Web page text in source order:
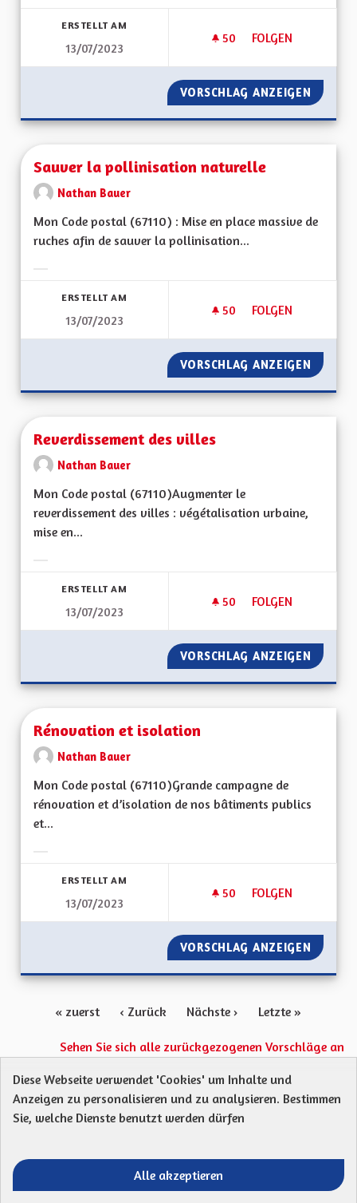
ERSTELLT AM
13/07/2023
50 50 FOLLOWER
FOLGEN
MISE EN PLACE
VORSCHLAG ANZEIGEN MISE
Sauver la pollinisation naturelle
Nathan Bauer
Mon Code postal (67110) : Mise en place massive de
ruches afin de sauver la pollinisation...
ERSTELLT AM
13/07/2023
50 50 FOLLOWER
FOLGEN
SAUVER LA
VORSCHLAG ANZEIGEN
Reverdissement des villes
Nathan Bauer
Mon Code postal (67110) Augmenter le
reverdissement des villes : végétalisation urbaine,
mise en...
ERSTELLT AM
13/07/2023
50 50 FOLLOWER
FOLGEN
REVERDISSEMENT
VORSCHLAG ANZEIGEN
Rénovation et isolation
Nathan Bauer
Mon Code postal (67110)Grande campagne de
rénovation et d’isolation de nos bâtiments publics
et...
ERSTELLT AM
13/07/2023
50 50 FOLLOWER
FOLGEN
RÉNOVATION ET
VORSCHLAG ANZEIGEN
« zuerst ‹ Zurück Nächste › Letzte »
Sehen Sie sich alle zurückgezogenen Vorschläge an
Protection des Données
Charte de contribution
Mentions légales
Was sind Gremien?
Standardtitel für initiatives
Open Data Dateien herunterladen
Diese Webseite verwendet 'Cookies' um Inhalte und
Anzeigen zu personalisieren und zu analysieren. Bestimmen
Sie, welche Dienste benutzt werden dürfen
Alle akzeptieren